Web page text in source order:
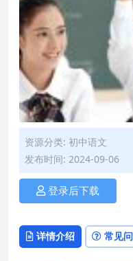
资源分类: 初中语文
发布时间: 2024-09-06
登录后下载
详情介绍 常见